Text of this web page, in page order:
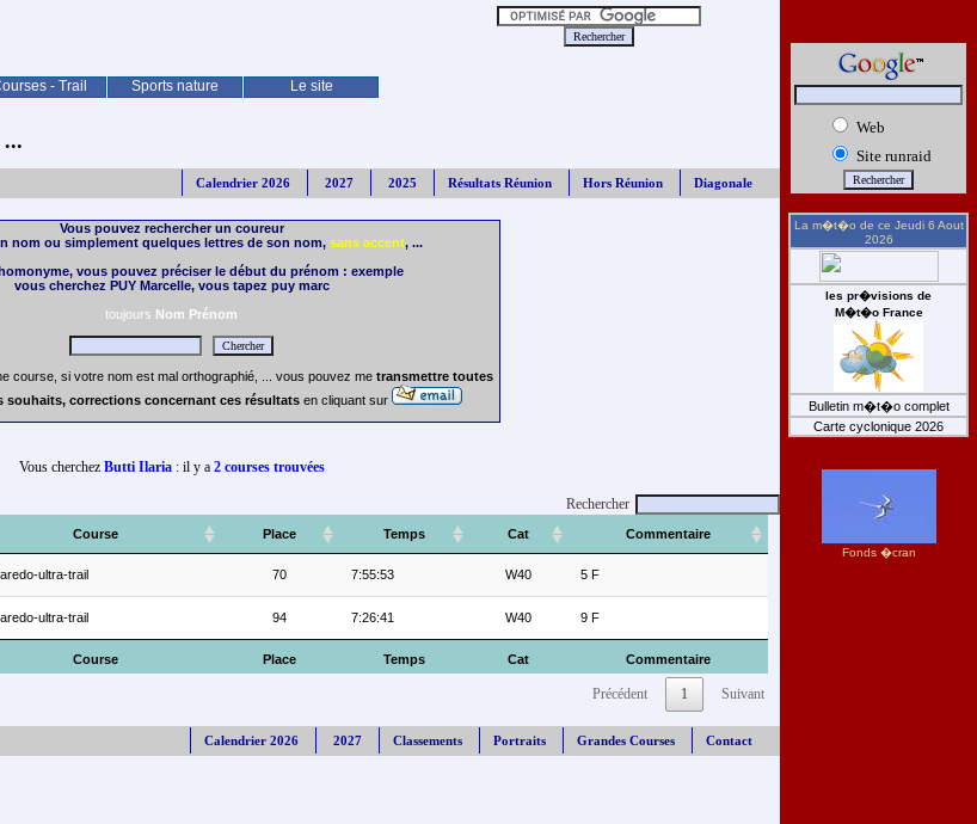
- Trail Sports nature Le site
...
Calendrier 2026 2027 2025 Résultats Réunion Hors Réunion Diagonale
Vous pouvez rechercher un coureur
nom ou simplement quelques lettres de son nom, sans accent, ...
vous pouvez préciser le début du prénom : exemple
vous cherchez PUY Marcelle, vous tapez puy marc
toujours Nom Prénom
course, si votre nom est mal orthographié, ... vous pouvez me transmettre toutes
souhaits, corrections concernant ces résultats en cliquant sur
Vous cherchez Butti Ilaria: il y a 2 courses trouvées
Rechercher
Course Place Temps Cat Commentaire
Course Place Temps Cat Commentaire
ultra-trail 70 7:55:53 W40 5 F
ultra-trail 94 7:26:41 W40 9 F
Précédent 1 Suivant
Calendrier 2026 2027 Classements Portraits Grandes Courses Contact
Web
Site runraid
La m�t�o de ce Jeudi 6 Aout
2026
les pr�visions de
M�t�o France
Bulletin m�t�o complet
Carte cyclonique 2026
Fonds �cran